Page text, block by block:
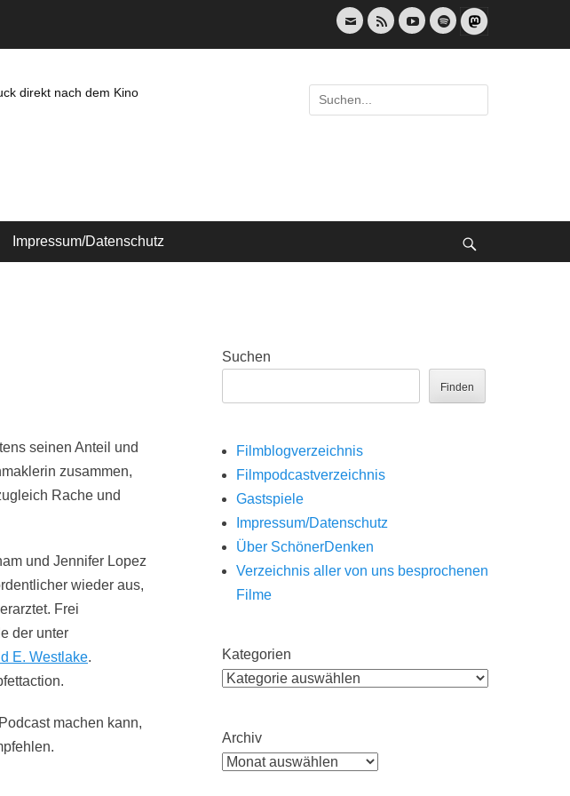
E-
Mail
Feed YouTubeSpotify
direkt nach dem Kino
Suche
nach:
Impressum/Datenschutz
seinen Anteil und
zusammen,
Rache und
und Jennifer Lopez
wieder aus,
Frei
der unter
E. Westlake.
machen kann,
Suchen
Finden
Filmblogverzeichnis
Filmpodcastverzeichnis
Gastspiele
Impressum/Datenschutz
Über SchönerDenken
Verzeichnis aller von uns besprochenen
Filme
Kategorien
Archiv